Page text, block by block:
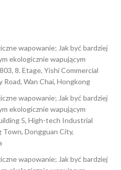
8. Etage, Yishi Commercial
Wan Chai, Hongkong
5, High-tech Industrial
Town, Dongguan City,